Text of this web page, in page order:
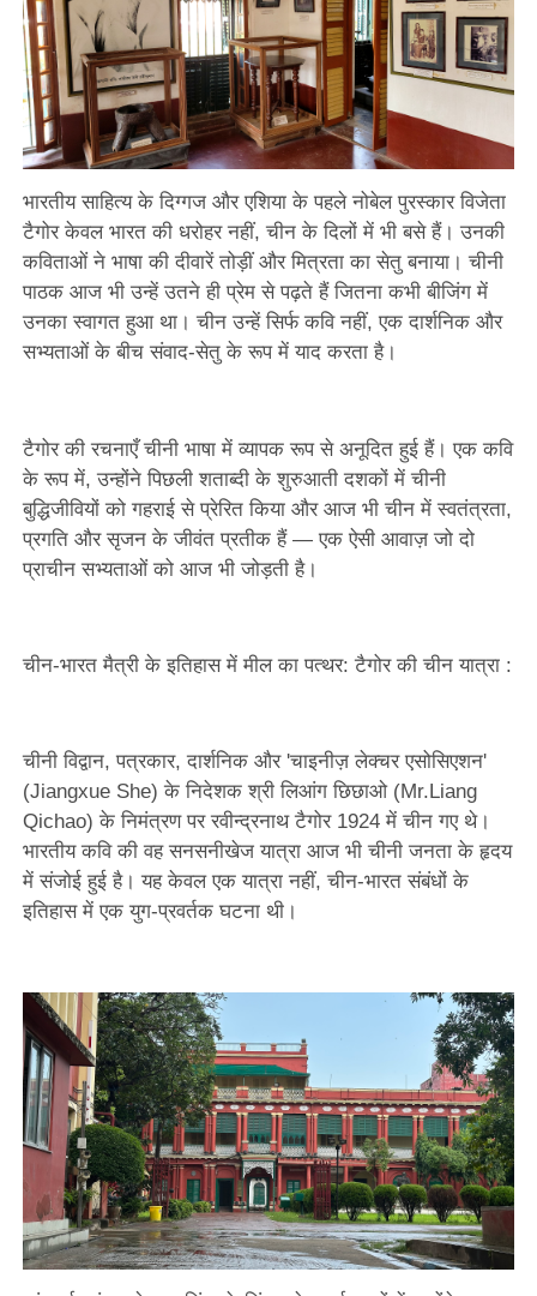
भारतीय साहित्य के दिग्गज और एशिया के पहले नोबेल पुरस्कार विजेता
टैगोर केवल भारत की धरोहर नहीं, चीन के दिलों में भी बसे हैं। उनकी
कविताओं ने भाषा की दीवारें तोड़ीं और मित्रता का सेतु बनाया। चीनी
पाठक आज भी उन्हें उतने ही प्रेम से पढ़ते हैं जितना कभी बीजिंग में
उनका स्वागत हुआ था। चीन उन्हें सिर्फ कवि नहीं, एक दार्शनिक और
सभ्यताओं के बीच संवाद-सेतु के रूप में याद करता है।
टैगोर की रचनाएँ चीनी भाषा में व्यापक रूप से अनूदित हुई हैं। एक कवि
के रूप में, उन्होंने पिछली शताब्दी के शुरुआती दशकों में चीनी
बुद्धिजीवियों को गहराई से प्रेरित किया और आज भी चीन में स्वतंत्रता,
प्रगति और सृजन के जीवंत प्रतीक हैं — एक ऐसी आवाज़ जो दो
प्राचीन सभ्यताओं को आज भी जोड़ती है।
चीन-भारत मैत्री के इतिहास में मील का पत्थर: टैगोर की चीन यात्रा :
चीनी विद्वान, पत्रकार, दार्शनिक और 'चाइनीज़ लेक्चर एसोसिएशन'
(Jiangxue She) के निदेशक श्री लिआंग छिछाओ (Mr.Liang
Qichao) के निमंत्रण पर रवीन्द्रनाथ टैगोर 1924 में चीन गए थे।
भारतीय कवि की वह सनसनीखेज यात्रा आज भी चीनी जनता के हृदय
में संजोई हुई है। यह केवल एक यात्रा नहीं, चीन-भारत संबंधों के
इतिहास में एक युग-प्रवर्तक घटना थी।